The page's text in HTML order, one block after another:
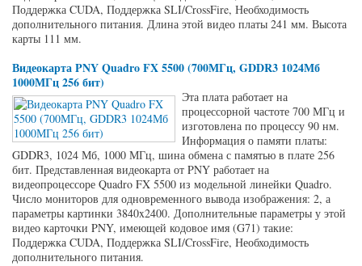
Поддержка CUDA, Поддержка SLI/CrossFire, Необходимость
дополнительного питания. Длина этой видео платы 241 мм. Высота
карты 111 мм.
Видеокарта PNY Quadro FX 5500 (700МГц, GDDR3 1024Мб
1000МГц 256 бит)
Эта плата работает на
процессорной частоте 700 МГц и
изготовлена по процессу 90 нм.
Информация о памяти платы:
GDDR3, 1024 Мб, 1000 МГц, шина обмена с памятью в плате 256
бит. Представленная видеокарта от PNY работает на
видеопроцессоре Quadro FX 5500 из модельной линейки Quadro.
Число мониторов для одновременного вывода изображения: 2, а
параметры картинки 3840x2400. Дополнительные параметры у этой
видео карточки PNY, имеющей кодовое имя (G71) такие:
Поддержка CUDA, Поддержка SLI/CrossFire, Необходимость
дополнительного питания.